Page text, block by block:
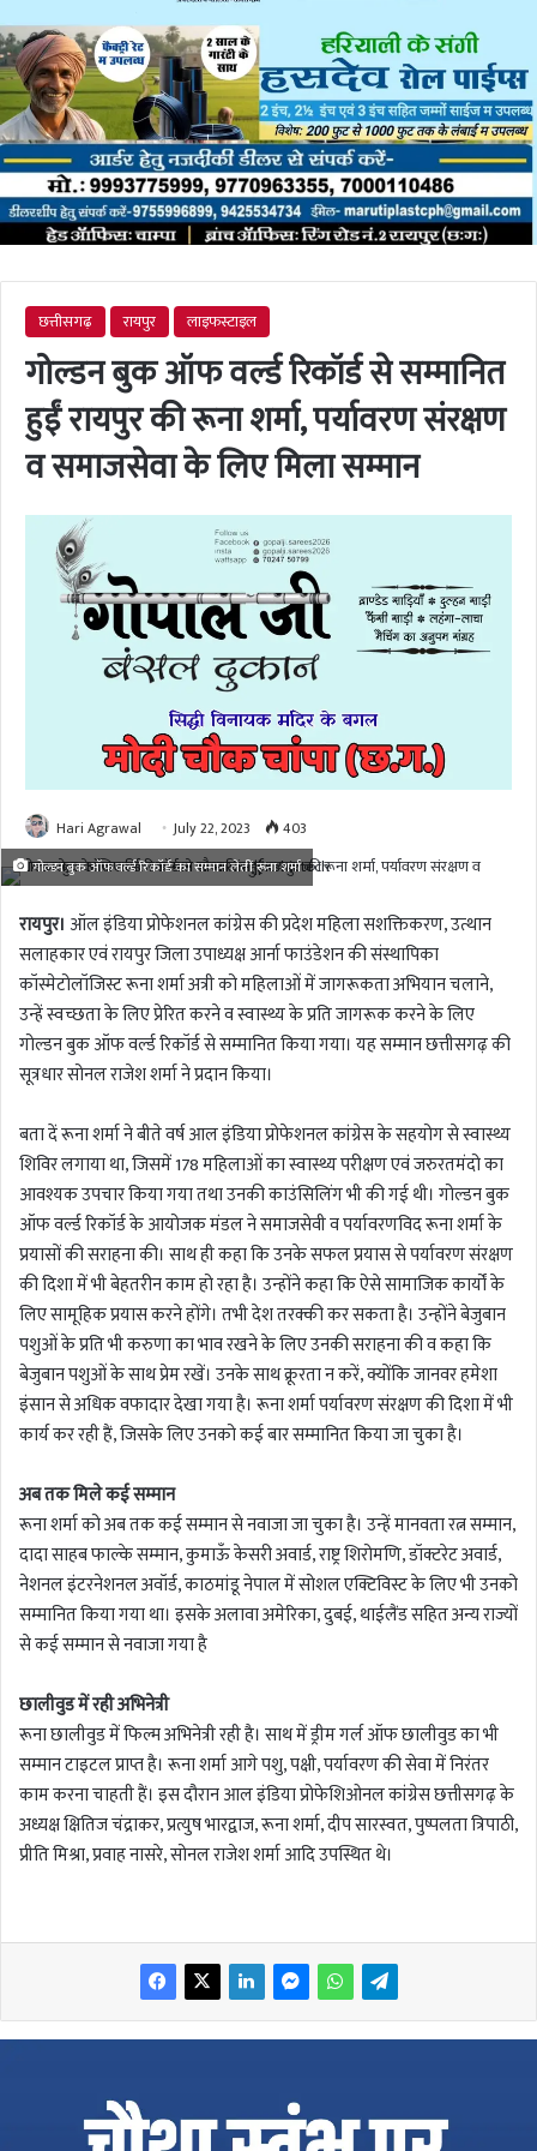
छत्तीसगढ़ रायपुर लाइफस्टाइल
गोल्डन बुक ऑफ वर्ल्ड रिकॉर्ड से सम्मानित
हुईं रायपुर की रूना शर्मा, पर्यावरण संरक्षण
व समाजसेवा के लिए मिला सम्मान
Hari Agrawal July 22, 2023 403
गोल्डन बुक ऑफ वर्ल्ड रिकॉर्ड का सम्मान लेतीं रूना शर्मा
रायपुर। ऑल इंडिया प्रोफेशनल कांग्रेस की प्रदेश महिला सशक्तिकरण, उत्थान
सलाहकार एवं रायपुर जिला उपाध्यक्ष आर्ना फाउंडेशन की संस्थापिका
कॉस्मेटोलॉजिस्ट रूना शर्मा अत्री को महिलाओं में जागरूकता अभियान चलाने,
उन्हें स्वच्छता के लिए प्रेरित करने व स्वास्थ्य के प्रति जागरूक करने के लिए
गोल्डन बुक ऑफ वर्ल्ड रिकॉर्ड से सम्मानित किया गया। यह सम्मान छत्तीसगढ़ की
सूत्रधार सोनल राजेश शर्मा ने प्रदान किया।
बता दें रूना शर्मा ने बीते वर्ष आल इंडिया प्रोफेशनल कांग्रेस के सहयोग से स्वास्थ्य
शिविर लगाया था, जिसमें 178 महिलाओं का स्वास्थ्य परीक्षण एवं जरुरतमंदो का
आवश्यक उपचार किया गया तथा उनकी काउंसिलिंग भी की गई थी। गोल्डन बुक
ऑफ वर्ल्ड रिकॉर्ड के आयोजक मंडल ने समाजसेवी व पर्यावरणविद रूना शर्मा के
प्रयासों की सराहना की। साथ ही कहा कि उनके सफल प्रयास से पर्यावरण संरक्षण
की दिशा में भी बेहतरीन काम हो रहा है। उन्होंने कहा कि ऐसे सामाजिक कार्यों के
लिए सामूहिक प्रयास करने होंगे। तभी देश तरक्की कर सकता है। उन्होंने बेजुबान
पशुओं के प्रति भी करुणा का भाव रखने के लिए उनकी सराहना की व कहा कि
बेजुबान पशुओं के साथ प्रेम रखें। उनके साथ क्रूरता न करें, क्योंकि जानवर हमेशा
इंसान से अधिक वफादार देखा गया है। रूना शर्मा पर्यावरण संरक्षण की दिशा में भी
कार्य कर रही हैं, जिसके लिए उनको कई बार सम्मानित किया जा चुका है।
अब तक मिले कई सम्मान
रूना शर्मा को अब तक कई सम्मान से नवाजा जा चुका है। उन्हें मानवता रत्न सम्मान,
दादा साहब फाल्के सम्मान, कुमाऊँ केसरी अवार्ड, राष्ट्र शिरोमणि, डॉक्टरेट अवार्ड,
नेशनल इंटरनेशनल अवॉर्ड, काठमांडू नेपाल में सोशल एक्टिविस्ट के लिए भी उनको
सम्मानित किया गया था। इसके अलावा अमेरिका, दुबई, थाईलैंड सहित अन्य राज्यों
से कई सम्मान से नवाजा गया है
छालीवुड में रही अभिनेत्री
रूना छालीवुड में फिल्म अभिनेत्री रही है। साथ में ड्रीम गर्ल ऑफ छालीवुड का भी
सम्मान टाइटल प्राप्त है। रूना शर्मा आगे पशु, पक्षी, पर्यावरण की सेवा में निरंतर
काम करना चाहती हैं। इस दौरान आल इंडिया प्रोफेशिओनल कांग्रेस छत्तीसगढ़ के
अध्यक्ष क्षितिज चंद्राकर, प्रत्युष भारद्वाज, रूना शर्मा, दीप सारस्वत, पुष्पलता त्रिपाठी,
प्रीति मिश्रा, प्रवाह नासरे, सोनल राजेश शर्मा आदि उपस्थित थे।